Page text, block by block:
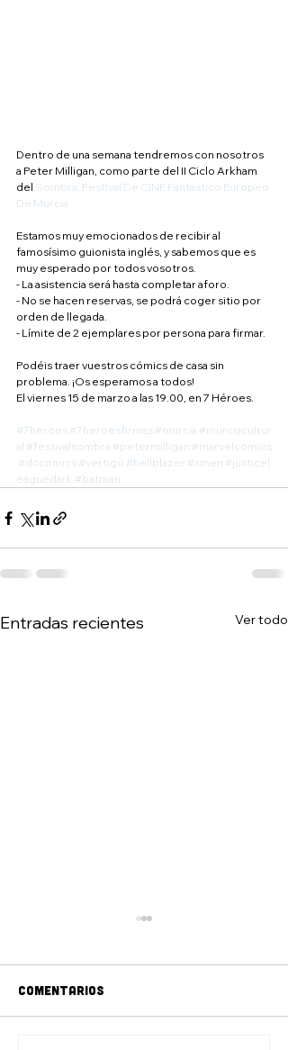
Dentro de una semana tendremos con nosotros
a Peter Milligan, como parte del II Ciclo Arkham
del Sombra, Festival De CINE Fantástico Europeo
De Murcia
Estamos muy emocionados de recibir al
famosísimo guionista inglés, y sabemos que es
muy esperado por todos vosotros.
- La asistencia será hasta completar aforo.
- No se hacen reservas, se podrá coger sitio por
orden de llegada.
- Límite de 2 ejemplares por persona para firmar.
Podéis traer vuestros cómics de casa sin
problema. ¡Os esperamos a todos!
El viernes 15 de marzo a las 19.00, en 7 Héroes.
#7heroes #7heroesfirmas #murcia #murciacultur
al #festivalsombra #petermilligan #marvelcomics
#dccomics #vertigo #hellblazer #xmen #justicel
eaguedark #batman
Entradas recientes Ver todo
Comentarios